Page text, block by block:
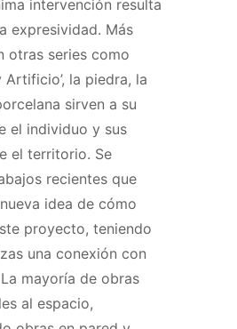
intervención resulta
expresividad. Más
otras series como
Artificio’, la piedra, la
sirven a su
el individuo y sus
el territorio. Se
recientes que
idea de cómo
proyecto, teniendo
una conexión con
mayoría de obras
al espacio,